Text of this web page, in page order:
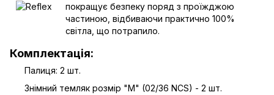
покращує безпеку поряд з проїжджою
частиною, відбиваючи практично 100%
світла, що потрапило.
Комплектація:
Палиця: 2 шт.
Знімний темляк розмір "M" (02/36 NCS) - 2 шт.